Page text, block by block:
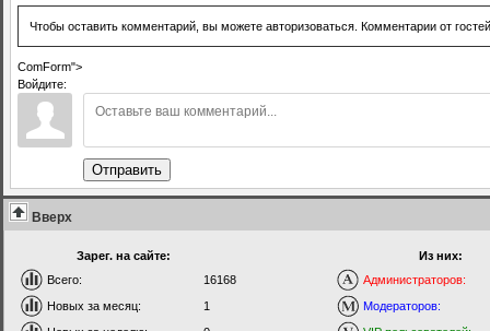
Чтобы оставить комментарий, вы можете авторизоваться. Комментарии от
ComForm">
Войдите:
Отправить
Вверх
Зарег. на сайте:
Всего:
16168
Новых за месяц:
1
Из них:
Администраторов:
Модераторов: